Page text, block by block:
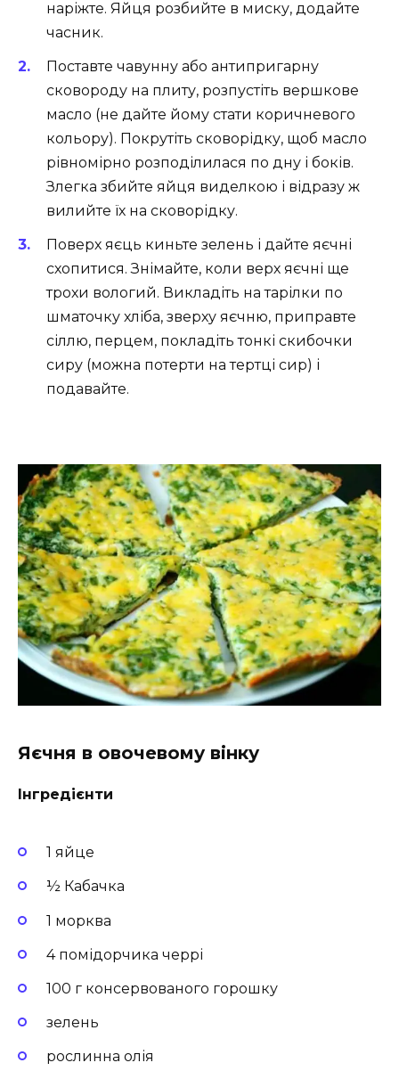
наріжте. Яйця розбийте в миску, додайте
часник.
Поставте чавунну або антипригарну
сковороду на плиту, розпустіть вершкове
масло (не дайте йому стати коричневого
кольору). Покрутіть сковорідку, щоб масло
рівномірно розподілилася по дну і боків.
Злегка збийте яйця виделкою і відразу ж
вилийте їх на сковорідку.
Поверх яєць киньте зелень і дайте яєчні
схопитися. Знімайте, коли верх яєчні ще
трохи вологий. Викладіть на тарілки по
шматочку хліба, зверху яєчню, приправте
сіллю, перцем, покладіть тонкі скибочки
сиру (можна потерти на тертці сир) і
подавайте.
Яєчня в овочевому вінку
Інгредієнти
1 яйце
½ Кабачка
1 морква
4 помідорчика черрі
100 г консервованого горошку
зелень
рослинна олія